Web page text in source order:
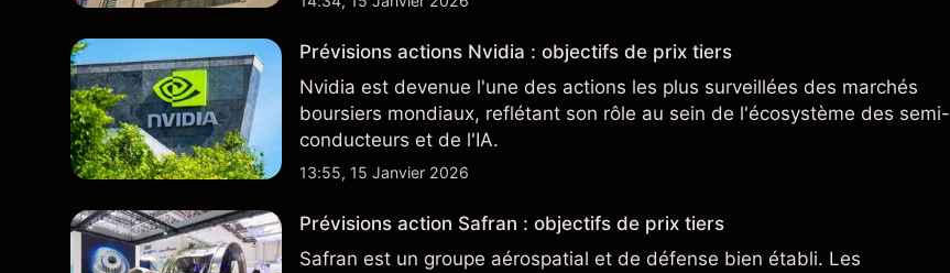
Prévisions actions Nvidia : objectifs de prix tiers
Nvidia est devenue l'une des actions les plus surveillées des marchés
boursiers mondiaux, reflétant son rôle au sein de l'écosystème des semi-
conducteurs et de l'IA.
13:55, 15 Janvier 2026
Prévisions action Safran : objectifs de prix tiers
Safran est un groupe aérospatial et de défense bien établi. Les